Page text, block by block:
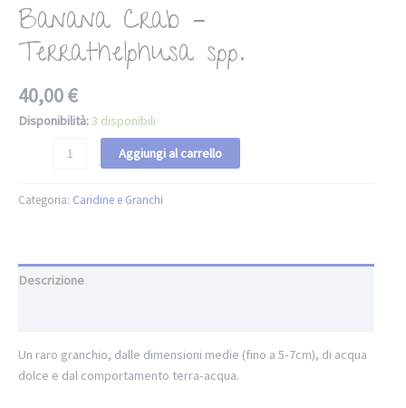
Banana Crab –
Terrathelphusa spp.
40,00€
Disponibilità:3 disponibili
Aggiungi al carrello
Categoria: Caridine e Granchi
Descrizione
Un raro granchio, dalle dimensioni medie (fino a 5-7cm), di acqua
dolce e dal comportamento terra-acqua.